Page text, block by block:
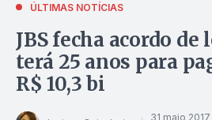
ÚLTIMAS NOTÍCIAS
JBS fecha acordo de
terá 25 anos para
R$ 10,3 bi
31 maio